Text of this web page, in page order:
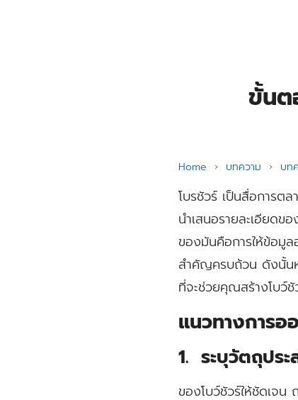
ขั้นต
Home › บทความ › บท
โบรชัวร์ เป็นสื่อการต
นำเสนอรายละเอียดข
ของมันคือการให้ข้อมูล
สำคัญครบถ้วน ดังนั้นห
ที่จะช่วยคุณสร้างโบว์
แนวทางการอ
1. ระบุวัตถุปร
ของโบว์ชัวร์ให้ชัดเจน